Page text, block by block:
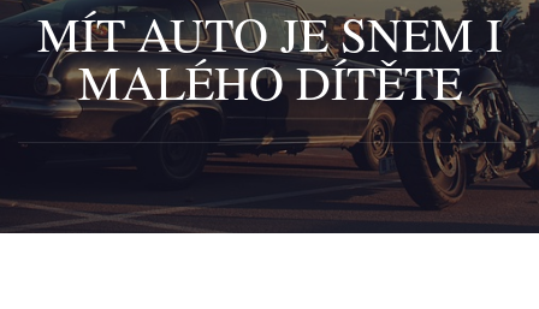
MÍT AUTO JE SNEM I
MALÉHO DÍTĚTE